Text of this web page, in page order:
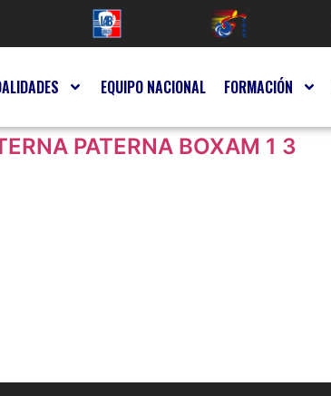
EQUIPO NACIONAL FORMACIÓN
PATERNA BOXAM 1 3